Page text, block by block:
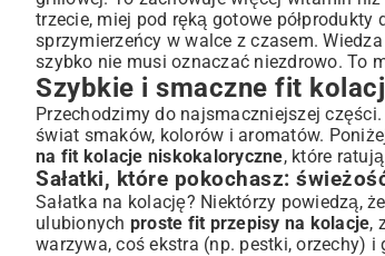
trzecie, miej pod ręką gotowe
sprzymierzeńcy w walce z czasem.
szybko nie musi oznaczać niezdrowo. To
Szybkie i smaczne fit
Przechodzimy do najsmaczniejszej
świat smaków, kolorów i aromatów.
na fit kolacje niskokaloryczne, które
Sałatki, które pokochasz:
Sałatka na kolację? Niektórzy powiedzą,
ulubionych proste fit przepisy na kolacje,
warzywa, coś ekstra (np. pestki, orzechy)